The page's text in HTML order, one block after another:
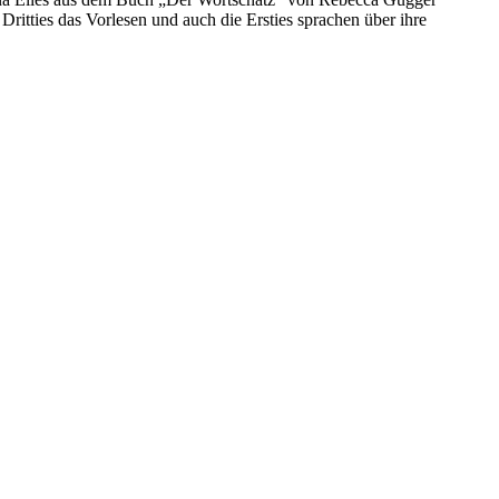
das Vorlesen und auch die Ersties sprachen über ihre